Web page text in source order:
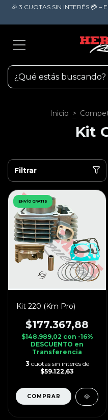
🎉 3 CUOTAS SIN INTERÉS 💳
Inicio >
Kit
Filtrar
ENVÍO GRATIS
Kit 220 (Km Pro)
$177.367,88
$148.989,02 con -16%
DESCUENTO en
Transferencia
3 cuotas sin interés de
$59.122,63